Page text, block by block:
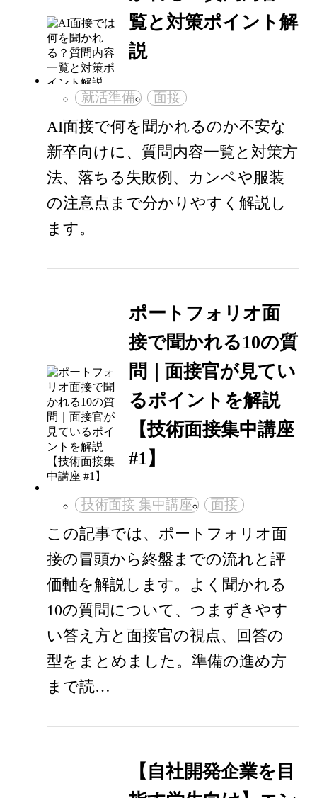
覧と対策ポイント解
説
就活準備 面接
AI面接で何を聞かれるのか不安な
新卒向けに、質問内容一覧と対策方
法、落ちる失敗例、カンペや服装
の注意点まで分かりやすく解説し
ます。
ポートフォリオ面
接で聞かれる10の質
問｜面接官が見てい
るポイントを解説
【技術面接集中講座
#1】
技術面接 集中講座 面接
この記事では、ポートフォリオ面
接の冒頭から終盤までの流れと評
価軸を解説します。よく聞かれる
10の質問について、つまずきやす
い答え方と面接官の視点、回答の
型をまとめました。準備の進め方
まで読…
【自社開発企業を目